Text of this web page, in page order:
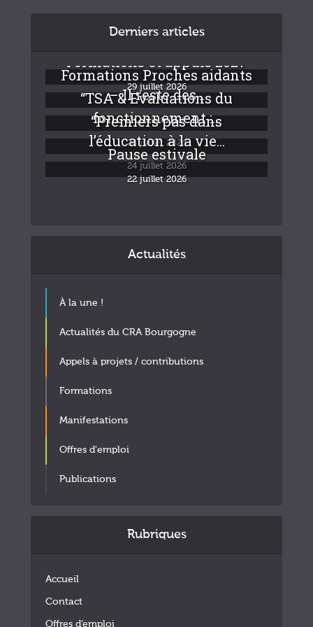
Derniers articles
Formations et appuis 2027
29 juillet 2026
Formations Proches aidants
– Il reste des...
24 juillet 2026
“TSA & Evaluations du
fonctionnement :...
24 juillet 2026
“Premiers pas dans
l’éducation à la vie...
24 juillet 2026
Pause estivale
22 juillet 2026
Actualités
À la une !
Actualités du CRA Bourgogne
Appels à projets / contributions
Formations
Manifestations
Offres d'emploi
Publications
Rubriques
Accueil
Contact
Offres d’emploi